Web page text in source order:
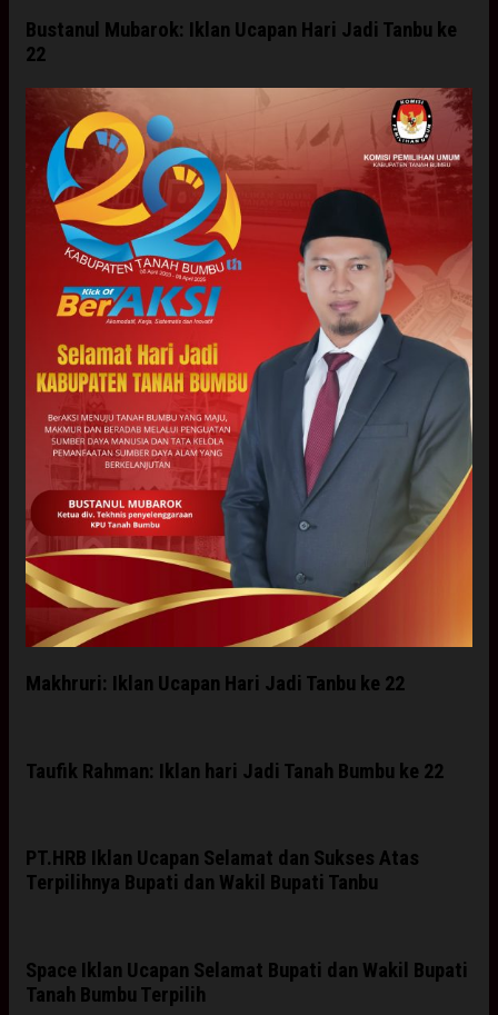
Bustanul Mubarok: Iklan Ucapan Hari Jadi Tanbu ke
22
Makhruri: Iklan Ucapan Hari Jadi Tanbu ke 22
Taufik Rahman: Iklan hari Jadi Tanah Bumbu ke 22
PT.HRB Iklan Ucapan Selamat dan Sukses Atas
Terpilihnya Bupati dan Wakil Bupati Tanbu
Space Iklan Ucapan Selamat Bupati dan Wakil Bupati
Tanah Bumbu Terpilih